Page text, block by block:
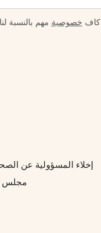
كاف خصوصية مهم بالنسبة لنا
❗ إخلاء المسؤولية عن
👥